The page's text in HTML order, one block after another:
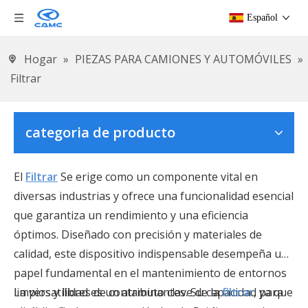
Español
Hogar » PIEZAS PARA CAMIONES Y AUTOMÓVILES »
Filtrar
categoria de producto
El FiltrarSe erige como un componente vital en
diversas industrias y ofrece una funcionalidad esencial
que garantiza un rendimiento y una eficiencia
óptimos. Diseñado con precisión y materiales de
calidad, este dispositivo indispensable desempeña un
papel fundamental en el mantenimiento de entornos
limpios y libres de contaminantes. Su capacidad para
La versatilidad es un atributo clave de lafiltror, ya que